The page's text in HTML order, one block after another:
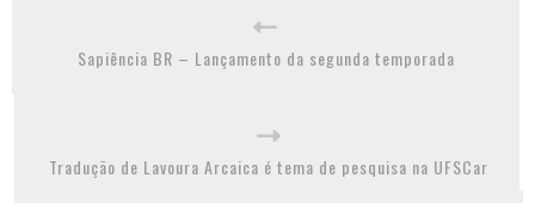
Sapiência BR – Lançamento da segunda temporada
Tradução de Lavoura Arcaica é tema de pesquisa na UFSCar